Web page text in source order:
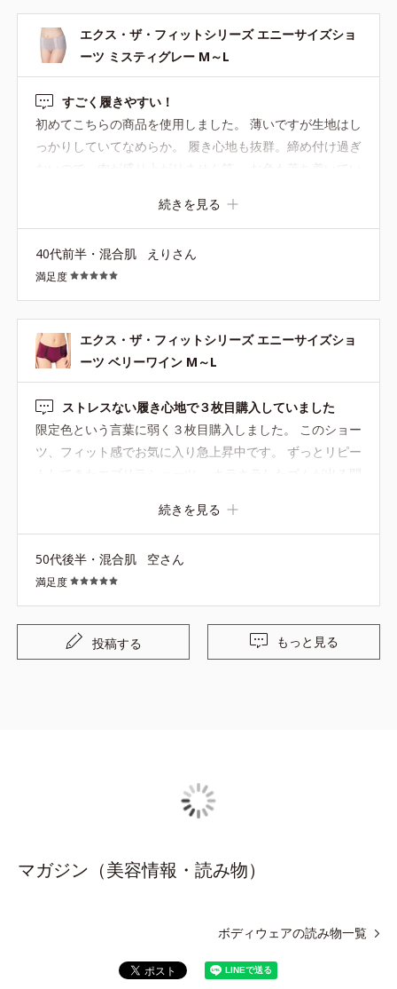
エクス・ザ・フィットシリーズ エニーサイズショ
ーツ ミスティグレー M～L
すごく履きやすい！
初めてこちらの商品を使用しました。 薄いですが生地はし
っかりしていてなめらか。 履き心地も抜群。締め付け過ぎ
続きを見る
40代前半・混合肌 えりさん
満足度
エクス・ザ・フィットシリーズ エニーサイズショ
ーツ ベリーワイン M～L
ストレスない履き心地で３枚目購入していました
限定色という言葉に弱く３枚目購入しました。 このショー
ツ、フィット感でお気に入り急上昇中です。 ずっとリピー
トしてきたエブリラショーツ。 キラキラしたゴムが出る問
に生地のごわつきが気になるようになり… せっかくおそろ
いのブラが発売されているのにワイヤーが苦手な自分。 ク
チコミもあまりよくなかったのでブラは他社のノンワイヤ
ーブラに「ワイン色」があったので合わせています。 その
点と多少でも綿が入っていればな…というところ以外は◎
です。
続きを見る
50代後半・混合肌 空さん
満足度
投稿する もっと見る
マガジン（美容情報・読み物）
ボディウェアの読み物一覧